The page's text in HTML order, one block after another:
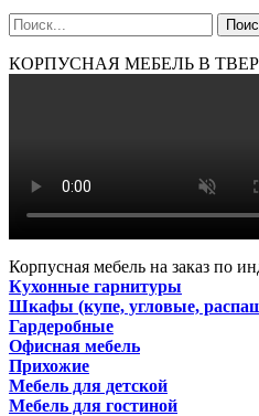
КОРПУСНАЯ МЕБЕЛЬ В
Корпусная мебель на заказ по
Кухонные гарнитуры
Шкафы (купе, угловые,
Гардеробные
Офисная мебель
Прихожие
Мебель для детской
Мебель для гостиной